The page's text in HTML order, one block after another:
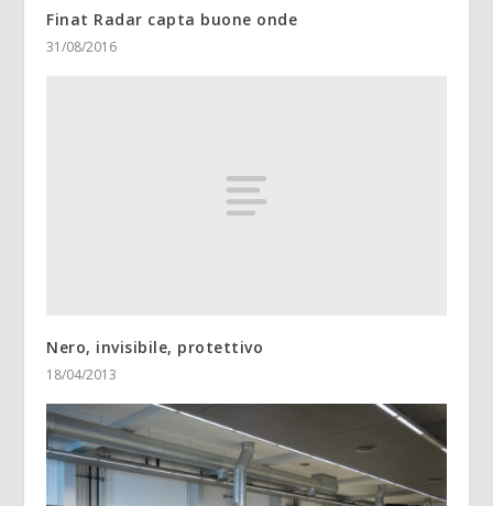
Finat Radar capta buone onde
31/08/2016
Nero, invisibile, protettivo
18/04/2013